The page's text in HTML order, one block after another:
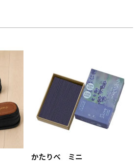
かたりべ ミニ